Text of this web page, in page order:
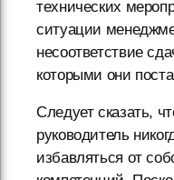
технических
ситуации
несоответствие
которыми они
Следует сказать,
руководитель
избавляться от